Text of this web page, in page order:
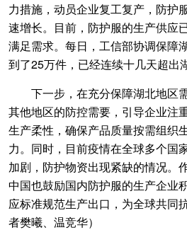
力措施，动员企业复工复产，防护
速增长。目前，防护服的生产供应
满足需求。每日，工信部协调保障
到了25万件，已经连续十几天超出
下一步，在充分保障湖北地区
其他地区的防控需要，引导企业注
生产柔性，确保产品质量按需组织
力。同时，目前疫情在全球多个国
加剧，防护物资出现紧缺的情况。
中国也鼓励国内防护服的生产企业
应标准规范生产出口，为全球共同
者樊曦、温竞华）